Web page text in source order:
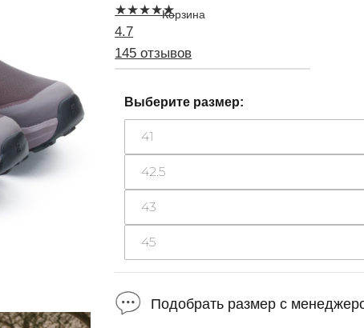
★★★★★
4.7
145 отзывов
Выберите размер:
41
42.5
43
45
Подобрать размер с